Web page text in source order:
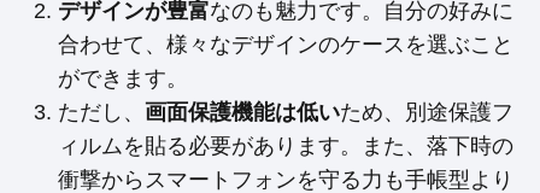
デザインが豊富なのも魅力です。自分の好みに
合わせて、様々なデザインのケースを選ぶこと
ができます。
ただし、 画面保護機能は低いため、別途保護フ
ィルムを貼る必要があります。また、落下時の
衝撃からスマートフォンを守る力も手帳型より